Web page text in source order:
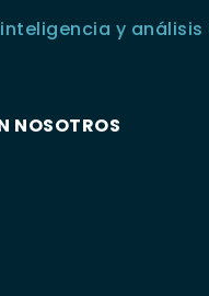
y análisis
NOSOTROS